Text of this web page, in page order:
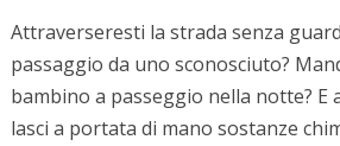
Attraverseresti la strada senza
passaggio da uno sconosciuto?
bambino a passeggio nella notte? E
lasci a portata di mano sostanze